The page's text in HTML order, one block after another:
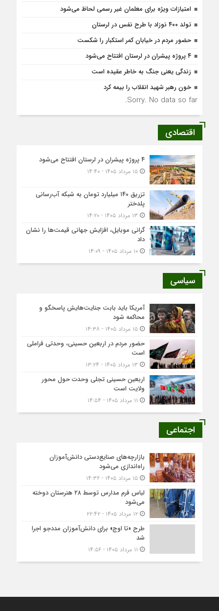
امتیازات ویژه برای معلمان غیر رسمی لحاظ می‌شود
تولد ۴۰۰ نوزاد با طرح نفس در لرستان
حضور مردم در خیابان کمر استکبار را شکست
۴ پروژه پیشران در لرستان افتتاح می‌شود
زندگی یعنی جنگ به‌ خاطر عقیده است
خون رهبر شهید انقلاب را بیمه کرد
Sorry. No data so far.
اقتصادی
۴ پروژه پیشران در لرستان افتتاح می‌شود
۱۵ مرداد ۱۴۰۵ - ۱۴:۴۰
تزریق ۱۴۰ میلیارد تومان به شبکه آب‌رسانی
پلدختر
گرانی موبایل، افزایش جهانی قیمت‌ها را نشان
داد
۱۰ مرداد ۱۴۰۵ - ۱۴:۰۹
سیاسی
آمریکا باید بابت جنایت‌هایش پاسخگو و
محاکمه شود
۱۵ مرداد ۱۴۰۵ - ۱۴:۳۸
حضور مردم در اربعین حسینی، وحدتی فراملی
است
اربعین حسینی تجلی وحدت حول محور
ولایت است
اجتماعی
بازارچه‌های صنایع‌دستی دانش‌آموزان
راه‌اندازی می‌شود
۱۵ مرداد ۱۴۰۵ - ۱۴:۳۶
لباس فرم مدارس توسط ۲۸ هنرستان‌ دوخته
می‌شود
۱۲ مرداد ۱۴۰۵ - ۲۲:۴۲
طرح «تا اوج» برای دانش‌آموزان مددجو اجرا
شد